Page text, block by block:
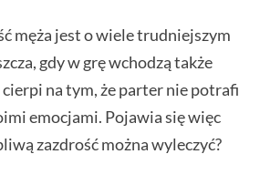
męża jest o wiele trudniejszym
gdy w grę wchodzą także
cierpi na tym, że parter nie potrafi
emocjami. Pojawia się więc
zazdrość można wyleczyć?